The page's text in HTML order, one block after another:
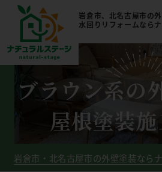
岩倉市、北名古屋市の外
水回りリフォームなら
ブラウン系の
屋根塗装
岩倉市・北名古屋市の外壁塗装なら